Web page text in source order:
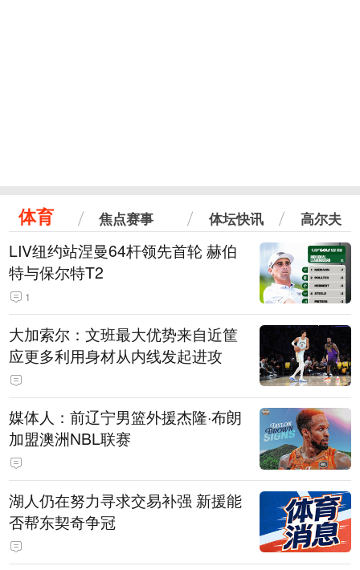
体育 焦点赛事 体坛快讯 高尔夫
LIV纽约站涅曼64杆领先首轮 赫伯
特与保尔特T2
1
大加索尔：文班最大优势来自近筐
应更多利用身材从内线发起进攻
媒体人：前辽宁男篮外援杰隆·布朗
加盟澳洲NBL联赛
湖人仍在努力寻求交易补强 新援能
否帮东契奇争冠